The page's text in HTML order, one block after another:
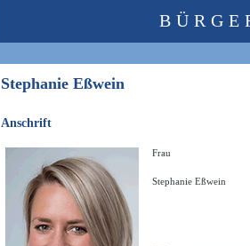
Stephanie Eßwein
Anschrift
Frau
Stephanie Eßwein